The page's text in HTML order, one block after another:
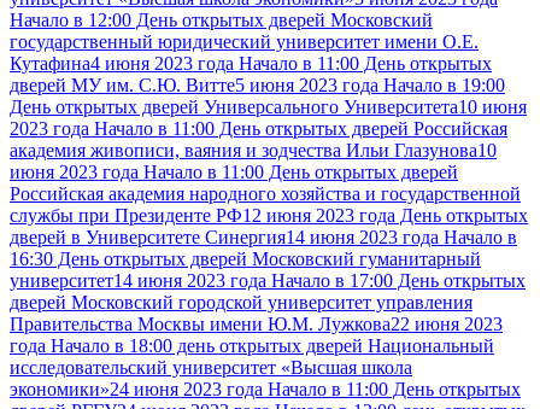
Начало в 12:00 День открытых дверей Московский
государственный юридический университет имени О.Е.
Кутафина4 июня 2023 года Начало в 11:00 День открытых
дверей МУ им. С.Ю. Витте5 июня 2023 года Начало в 19:00
День открытых дверей Универсального Университета10 июня
2023 года Начало в 11:00 День открытых дверей Российская
академия живописи, ваяния и зодчества Ильи Глазунова10
июня 2023 года Начало в 11:00 День открытых дверей
Российская академия народного хозяйства и государственной
службы при Президенте РФ12 июня 2023 года День открытых
дверей в Университете Синергия14 июня 2023 года Начало в
16:30 День открытых дверей Московский гуманитарный
университет14 июня 2023 года Начало в 17:00 День открытых
дверей Московский городской университет управления
Правительства Москвы имени Ю.М. Лужкова22 июня 2023
года Начало в 18:00 день открытых дверей Национальный
исследовательский университет «Высшая школа
экономики»24 июня 2023 года Начало в 11:00 День открытых